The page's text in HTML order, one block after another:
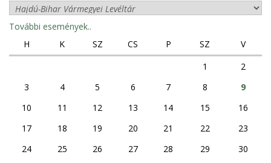
További események..
H
K SZ CS P SZ
V
1
2
3
4 5 6 7 8
9
10
11 12 13 14 15
16
17
18 19 20 21 22
23
24
25 26 27 28 29
30